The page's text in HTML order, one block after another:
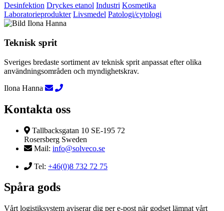
Desinfektion Dryckes etanol Industri Kosmetika
Laboratorieprodukter Livsmedel Patologi/cytologi
Teknisk sprit
Sveriges bredaste sortiment av teknisk sprit anpassat efter olika
användningsområden och myndighetskrav.
Ilona Hanna
Kontakta oss
Tallbacksgatan 10 SE-195 72
Rosersberg Sweden
Mail: info@solveco.se
Tel: +46(0)8 732 72 75
Spåra gods
Vårt logistiksystem aviserar dig per e-post när godset lämnat vårt